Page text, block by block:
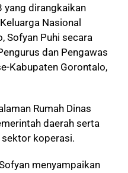
yang dirangkaikan
Nasional
Sofyan Puhi secara
dan Pengawas
Kabupaten Gorontalo,
Rumah Dinas
daerah serta
koperasi.
menyampaikan